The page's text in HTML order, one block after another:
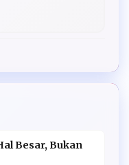
Besar, Bukan